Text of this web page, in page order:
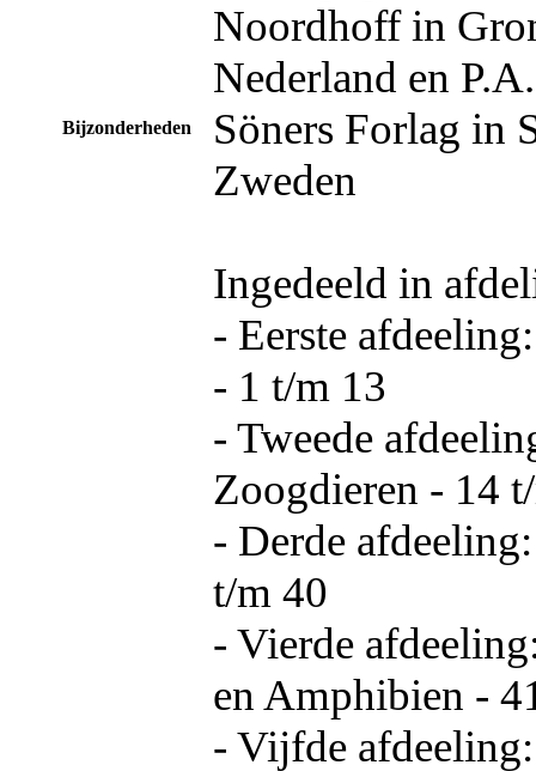
Bijzonderheden
Noordhoff in
Nederland en
Söners Forlag in
Zweden
Ingedeeld in
- Eerste
- 1 t/m 13
- Tweede
Zoogdieren - 14
- Derde
t/m 40
- Vierde
en Amphibien -
- Vijfde